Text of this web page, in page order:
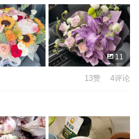
11
13赞 4评论